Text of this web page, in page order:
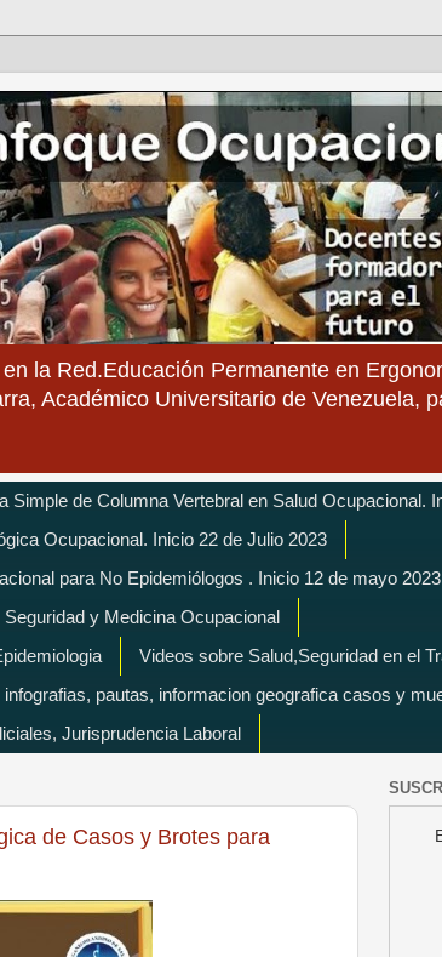
la Red.Educación Permanente en
Académico Universitario de Venezuela,
Simple de Columna Vertebral en Salud Ocupacional.
Ocupacional. Inicio 22 de Julio 2023
para No Epidemiólogos . Inicio 12 de mayo 2023
y Medicina Ocupacional
Videos sobre Salud,Seguridad en el
pautas, informacion geografica casos y
Jurisprudencia Laboral
de Casos y Brotes para